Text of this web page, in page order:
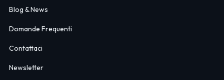
Blog & News
Domande Frequenti
Contattaci
Newsletter